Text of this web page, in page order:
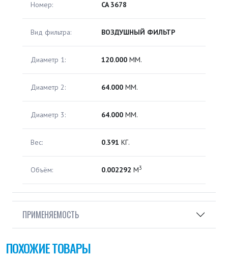
Номер: CA 3678
Вид фильтра: ВОЗДУШНЫЙ ФИЛЬТР
Диаметр 1: 120.000 ММ.
Диаметр 2: 64.000 ММ.
Диаметр 3: 64.000 ММ.
Вес: 0.391 КГ.
Объём: 0.002292 М3
ПРИМЕНЯЕМОСТЬ
ПОХОЖИЕ ТОВАРЫ